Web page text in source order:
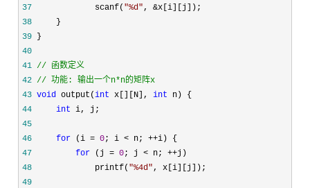
37
             scanf(
"%d", &
38
39
40
41 //
42 // 功能: 输出一个n*n的矩阵x
43 void output(int x[][N], int
44
int
45
46
for (i = 0; i < n; ++
47
for (j = 0; j < n; ++
48
             printf(
"%4d"
49